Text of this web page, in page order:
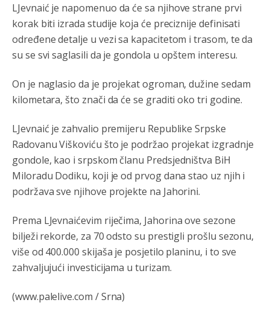
LJevnaić je napomenuo da će sa njihove strane prvi
korak biti izrada studije koja će preciznije definisati
određene detalje u vezi sa kapacitetom i trasom, te da
su se svi saglasili da je gondola u opštem interesu.
On je naglasio da je projekat ogroman, dužine sedam
kilometara, što znači da će se graditi oko tri godine.
LJevnaić je zahvalio premijeru Republike Srpske
Radovanu Viškoviću što je podržao projekat izgradnje
gondole, kao i srpskom članu Predsjedništva BiH
Miloradu Dodiku, koji je od prvog dana stao uz njih i
podržava sve njihove projekte na Jahorini.
Prema LJevnaićevim riječima, Jahorina ove sezone
bilježi rekorde, za 70 odsto su prestigli prošlu sezonu,
više od 400.000 skijaša je posjetilo planinu, i to sve
zahvaljujući investicijama u turizam.
(www.palelive.com / Srna)